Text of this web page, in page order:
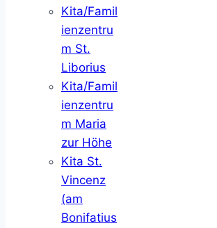
Kita/Famil
ienzentru
m St.
Liborius
Kita/Famil
ienzentru
m Maria
zur Höhe
Kita St.
Vincenz
(am
Bonifatius